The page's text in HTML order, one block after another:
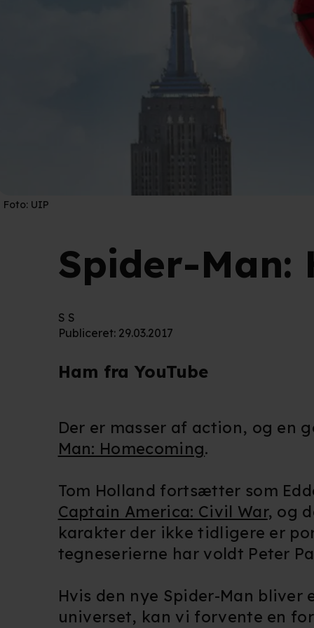
Foto: UIP
Spider-
S S
Publiceret: 29.03.2017
Ham fra YouTube
Der er masser af action, og en
Man: Homecoming.
Tom Holland fortsætter som
Captain America: Civil War, og
karakter der ikke tidligere er
tegneserierne har voldt Peter
Hvis den nye Spider-Man
universet, kan vi forvente en